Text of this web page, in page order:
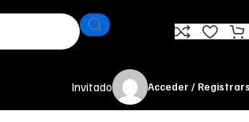
Invitado Acceder /